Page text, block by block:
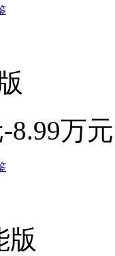
8.99万元
版